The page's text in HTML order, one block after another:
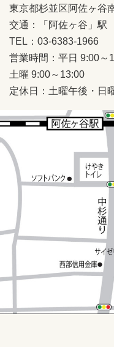
東京都杉並区阿佐ヶ谷
交通：「阿佐ヶ谷」
TEL：03-6383-1966
営業時間：平日 9:00～
土曜 9:00～13:00
定休日：土曜午後・日